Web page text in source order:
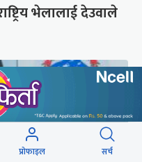
भेलालाई देउवाले
प्रोफाइल सर्च